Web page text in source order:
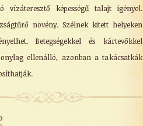
vízáteresztő képességű talajt igényel.
növény. Szélnek kitett helyeken
Betegségekkel és kártevőkkel
ellenálló, azonban a takácsatkák